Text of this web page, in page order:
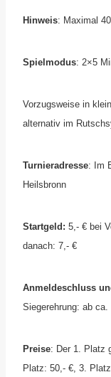
Hinweis: Maximal
Spielmodus: 2×5
Vorzugsweise in
alternativ im
Turnieradresse: Im
Heilsbronn
Startgeld: 5,- € bei
danach: 7,- €
Anmeldeschluss
Siegerehrung: ab ca.
Preise: Der 1. Platz
Platz: 50,- €, 3.